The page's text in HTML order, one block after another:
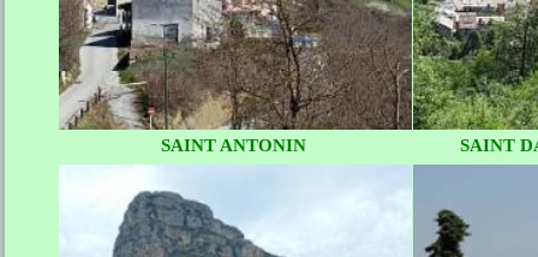
SAINT ANTONIN SAINT